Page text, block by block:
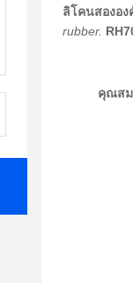
ลิโคนสองอ
rubber.
คุณส